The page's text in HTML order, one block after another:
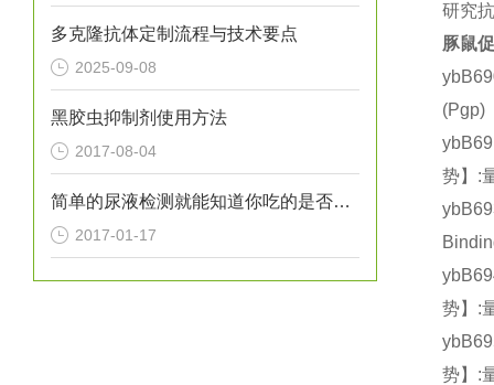
多克隆抗体定制流程与技术要点
2025-09-08
黑胶虫抑制剂使用方法
2017-08-04
简单的尿液检测就能知道你吃的是否健康？
2017-01-17
研究
豚鼠
(Pgp)
势】:
势】:
势】: